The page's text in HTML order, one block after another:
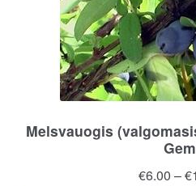
Melsvauogis
€6.00 –€